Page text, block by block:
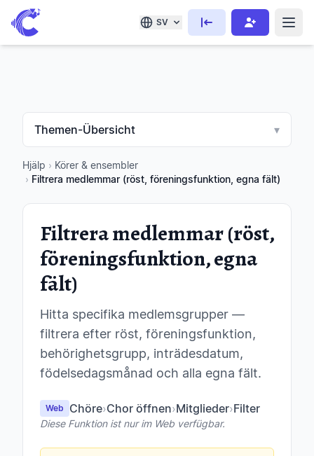
SV
Themen-Übersicht ▾
Hjälp › Körer & ensembler
› Filtrera medlemmar (röst, föreningsfunktion, egna fält)
Filtrera medlemmar (röst,
föreningsfunktion, egna
fält)
Hitta specifika medlemsgrupper —
filtrera efter röst, föreningsfunktion,
behörighetsgrupp, inträdesdatum,
födelsedagsmånad och alla egna fält.
Web Chöre›Chor öffnen›Mitglieder›Filter
Diese Funktion ist nur im Web verfügbar.